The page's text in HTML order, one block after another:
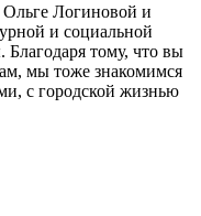
Логиновой и
и социальной
тому, что вы
мы тоже знакомимся
с городской жизнью